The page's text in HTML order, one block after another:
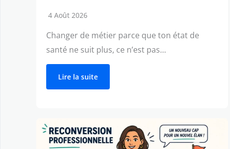
4 Août 2026
Changer de métier parce que ton état de
santé ne suit plus, ce n’est pas…
Lire la suite